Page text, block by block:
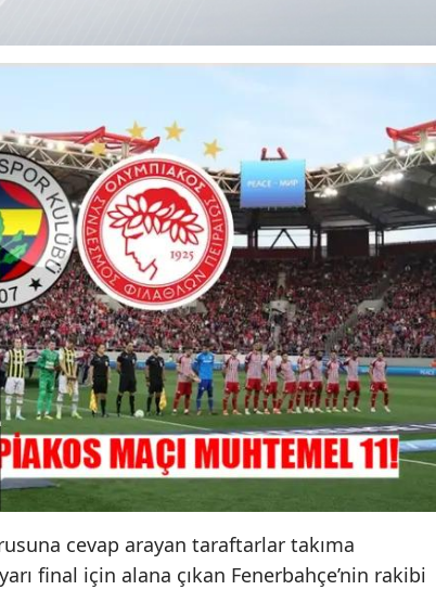
cevap arayan taraftarlar takıma
final için alana çıkan Fenerbahçe’nin rakibi